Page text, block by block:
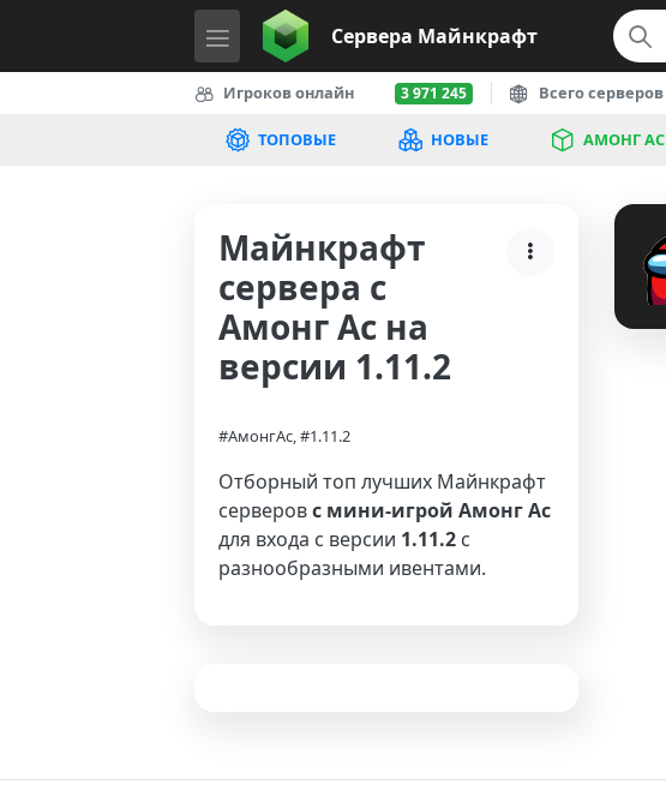
Сервера Майнкрафт
Игроков онлайн 3 971 245 Всего серверов
ТОПОВЫЕ НОВЫЕ АМОНГ АС
Майнкрафт
сервера с
Амонг Ас на
версии 1.11.2
#АмонгАс, #1.11.2
Отборный топ лучших Майнкрафт
серверовс мини-игрой Амонг Ас
для входа с версии 1.11.2 с
разнообразными ивентами.